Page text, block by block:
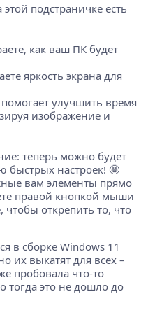
подстраничке есть
как ваш ПК будет
яркость экрана для
помогает улучшить время
изображение и
теперь можно будет
быстрых настроек! 🤩
вам элементы прямо
правой кнопкой мыши
чтобы открепить то, что
в сборке Windows 11
их выкатят для всех –
пробовала что-то
тогда это не дошло до